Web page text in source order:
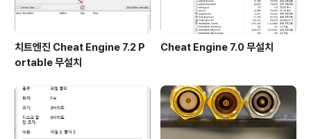
치트엔진 Cheat Engine 7.2 P
ortable 무설치
Cheat Engine 7.0 무설치